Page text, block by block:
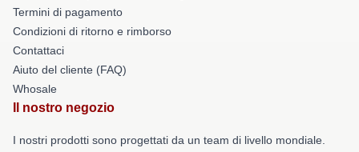
Termini di pagamento
Condizioni di ritorno e rimborso
Contattaci
Aiuto del cliente (FAQ)
Whosale
Il nostro negozio
I nostri prodotti sono progettati da un team di livello mondiale.